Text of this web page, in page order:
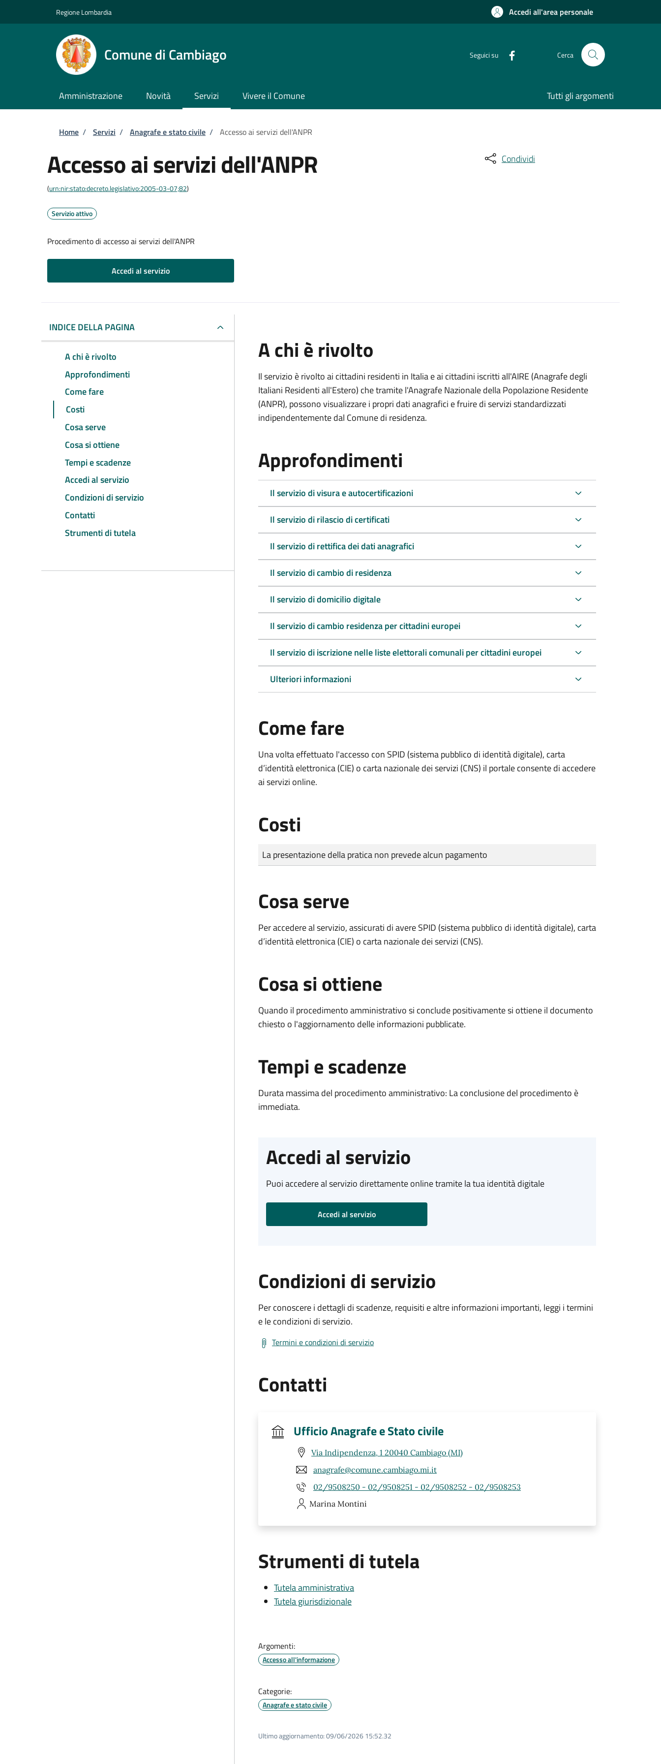
Regione Lombardia Accedi all'area personale
Comune di Cambiago Seguici su Cerca
Amministrazione Novità Servizi Vivere il Comune Tutti gli argomenti
Briciole di pane
Home / Servizi / Anagrafe e stato civile / Accesso ai servizi dell'ANPR
Accesso ai servizi dell'ANPR
(urn:nir:stato:decreto.legislativo:2005-03-07;82)
Servizio attivo
Procedimento di accesso ai servizi dell'ANPR
Accedi al servizio
Condividi
INDICE DELLA PAGINA
A chi è rivolto
Approfondimenti
Come fare
Costi
Cosa serve
Cosa si ottiene
Tempi e scadenze
Accedi al servizio
Condizioni di servizio
Contatti
Strumenti di tutela
A chi è rivolto
Il servizio è rivolto ai cittadini residenti in Italia e ai cittadini iscritti all'AIRE (Anagrafe degli
Italiani Residenti all'Estero) che tramite l'Anagrafe Nazionale della Popolazione Residente
(ANPR), possono visualizzare i propri dati anagrafici e fruire di servizi standardizzati
indipendentemente dal Comune di residenza.
Approfondimenti
Il servizio di visura e autocertificazioni
Il servizio di rilascio di certificati
Il servizio di rettifica dei dati anagrafici
Il servizio di cambio di residenza
Il servizio di domicilio digitale
Il servizio di cambio residenza per cittadini europei
Il servizio di iscrizione nelle liste elettorali comunali per cittadini europei
Ulteriori informazioni
Come fare
Una volta effettuato l'accesso con SPID (sistema pubblico di identità digitale), carta
d’identità elettronica (CIE) o carta nazionale dei servizi (CNS) il portale consente di accedere
ai servizi online.
Costi
Tipo di pagamento
Importo
La presentazione della pratica non prevede alcun pagamento
Cosa serve
Per accedere al servizio, assicurati di avere SPID (sistema pubblico di identità digitale), carta
d’identità elettronica (CIE) o carta nazionale dei servizi (CNS).
Cosa si ottiene
Quando il procedimento amministrativo si conclude positivamente si ottiene il documento
chiesto o l'aggiornamento delle informazioni pubblicate.
Tempi e scadenze
Durata massima del procedimento amministrativo: La conclusione del procedimento è
immediata.
Accedi al servizio
Puoi accedere al servizio direttamente online tramite la tua identità digitale
Accedi al servizio
Condizioni di servizio
Per conoscere i dettagli di scadenze, requisiti e altre informazioni importanti, leggi i termini
e le condizioni di servizio.
Termini e condizioni di servizio
Contatti
Ufficio Anagrafe e Stato civile
Via Indipendenza, 1 20040 Cambiago (MI)
anagrafe@comune.cambiago.mi.it
02/9508250 - 02/9508251 - 02/9508252 - 02/9508253
Marina Montini
Strumenti di tutela
Tutela amministrativa
Tutela giurisdizionale
Argomenti:
Accesso all'informazione
Categorie:
Anagrafe e stato civile
Ultimo aggiornamento:09/06/2026 15:52.32